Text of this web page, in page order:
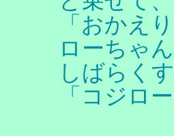
「おかえ
ローちゃ
しばらく
「コジロ